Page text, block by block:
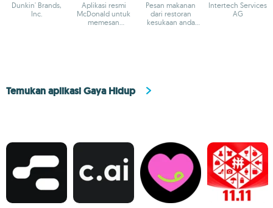
Dunkin' Brands,
Inc.
Aplikasi resmi
McDonald untuk
memesan
Pesan makanan
dari restoran
kesukaan anda
Intertech Services
AG
Temukan aplikasi Gaya Hidup